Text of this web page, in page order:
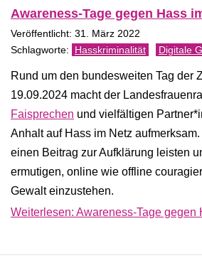
Awareness-Tage gegen Hass
Veröffentlicht: 31. März 2022
Hasskriminalität Digitale
Rund um den bundesweiten Tag der
19.09.2024 macht der
Faisprechen und vielfältigen
Anhalt auf Hass im Netz
einen Beitrag zur Aufklärung leisten
ermutigen, online wie offline
Gewalt einzustehen.
Weiterlesen: Awareness-Tage gegen